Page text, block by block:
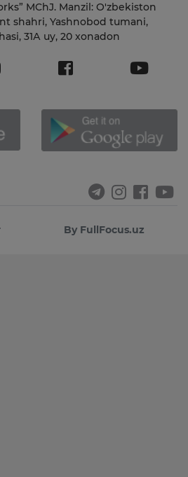
MChJ. Manzil: O'zbekiston
shahri, Yashnobod tumani,
31А uy, 20 xonadon
By FullFocus.uz